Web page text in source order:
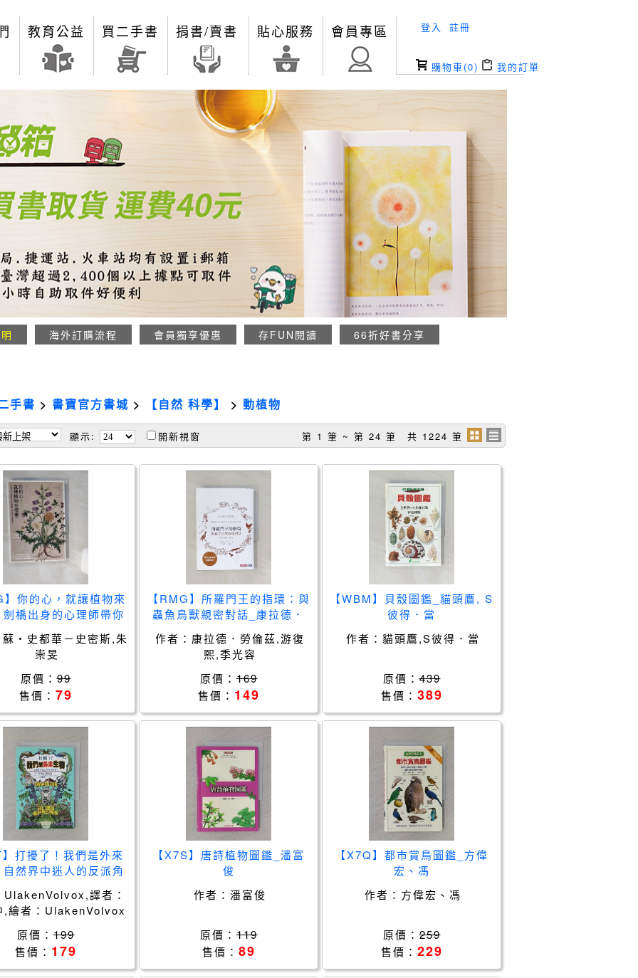
教育公益 買二手書 捐書/賣書 貼心服務 會員專區 登入 註冊
購物車(0) 我的訂單
海外訂購流程 會員獨享優惠 存FUN閱讀 66折好書分享
手書 > 書寶官方書城 > 【自然 科學】 > 動植物
顯示: 開新視窗 第 1 筆 ~ 第 24 筆 共 1224 筆
】你的心，就讓植物來
橋出身的心理師帶你
_蘇・史都華－史密斯,
朱崇旻
蘇・史都華－史密斯,朱
崇旻
原價：99
售價： 79
【RMG】所羅門王的指環：與
蟲魚鳥獸親密對話_康拉德．
作者： 康拉德．勞倫茲,游復
熙,季光容
原價：169
售價： 149
【WBM】貝殼圖鑑_貓頭鷹, S
彼得．當
作者： 貓頭鷹,S彼得．當
原價：439
售價： 389
打擾了！我們是外來
然界中迷人的反派角
繪者：Ulaken Volvo
UlakenVolvox,譯者：
,繪者：UlakenVolvox
原價：199
售價： 179
【X7S】唐詩植物圖鑑_潘富
俊
作者： 潘富俊
原價：119
售價： 89
【X7Q】都市賞鳥圖鑑_方偉
宏、馮
作者： 方偉宏、馮
原價：259
售價： 229